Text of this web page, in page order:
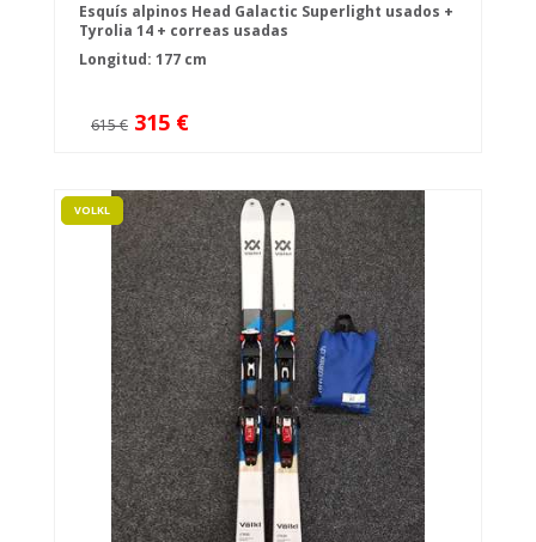
Esquís alpinos Head Galactic Superlight usados +
Tyrolia 14 + correas usadas
Longitud: 177 cm
615 € 315 €
VOLKL